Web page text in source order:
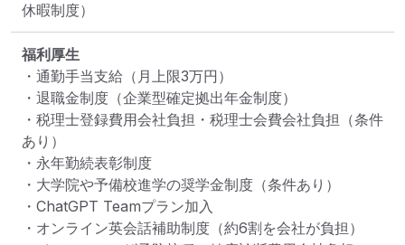
休暇制度）
福利厚生
・通勤手当支給（月上限3万円）
・退職金制度（企業型確定拠出年金制度）
・税理士登録費用会社負担・税理士会費会社負担（条件
あり）
・永年勤続表彰制度
・大学院や予備校進学の奨学金制度（条件あり）
・ChatGPT Teamプラン加入
・オンライン英会話補助制度（約6割を会社が負担）